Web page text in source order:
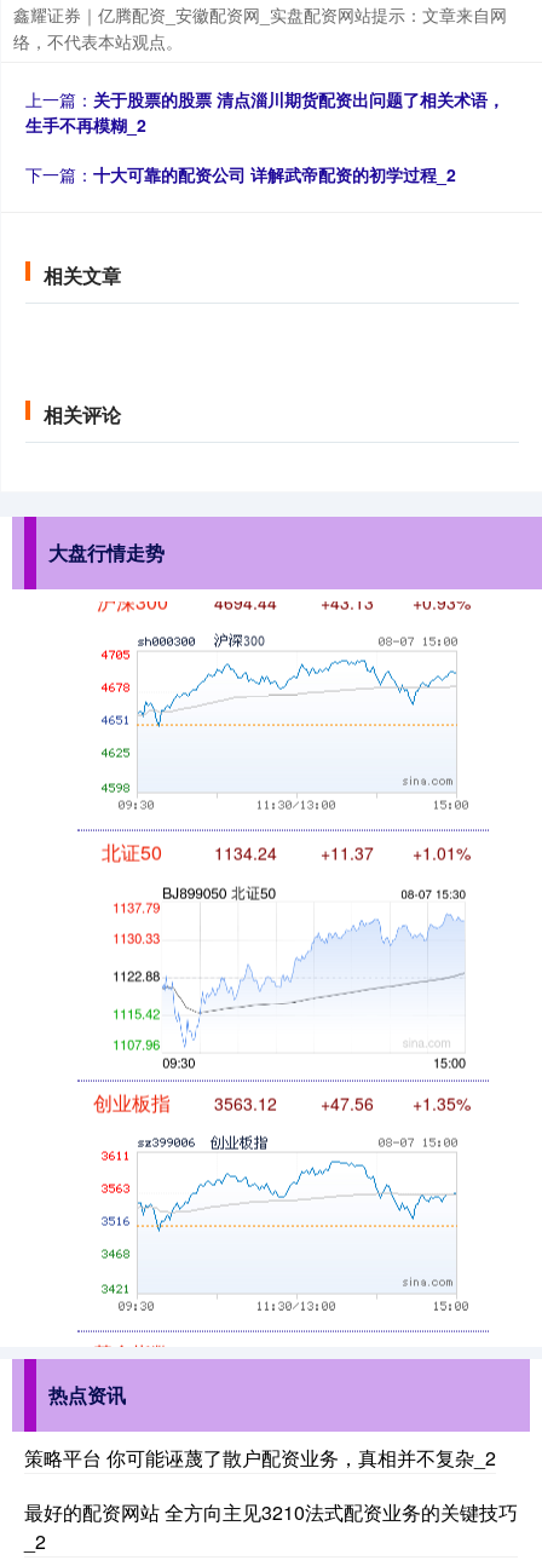
鑫耀证券｜亿腾配资_安徽配资网_实盘配资网站提示：文章来自网
络，不代表本站观点。
上一篇： 关于股票的股票 清点淄川期货配资出问题了相关术语，
生手不再模糊_2
下一篇： 十大可靠的配资公司 详解武帝配资的初学过程_2
相关文章
相关评论
大盘行情走势
北证50 1134.24 +11.37 +1.01%
创业板指 3563.12 +47.56 +1.35%
基金指数 7242.10 +12.30 +0.17%
热点资讯
策略平台 你可能诬蔑了散户配资业务，真相并不复杂_2
最好的配资网站 全方向主见3210法式配资业务的关键技巧
_2